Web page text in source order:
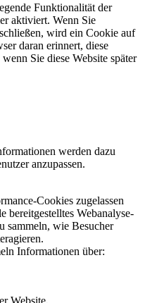
Funktionalität der
aktiviert. Wenn Sie
wird ein Cookie auf
daran erinnert, diese
Sie diese Website später
werden dazu
anzupassen.
Cookies zugelassen
bereitgestelltes Webanalyse-
sammeln, wie Besucher
Informationen über: